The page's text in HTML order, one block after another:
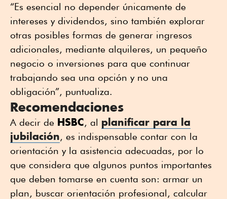
“Es esencial no depender únicamente de
intereses y dividendos, sino también explorar
otras posibles formas de generar ingresos
adicionales, mediante alquileres, un pequeño
negocio o inversiones para que continuar
trabajando sea una opción y no una
obligación”, puntualiza.
Recomendaciones
A decir de HSBC, al planificar para la
jubilación, es indispensable contar con la
orientación y la asistencia adecuadas, por lo
que considera que algunos puntos importantes
que deben tomarse en cuenta son: armar un
plan, buscar orientación profesional, calcular